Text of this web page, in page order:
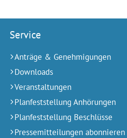
Service
Anträge & Genehmigungen
Downloads
Veranstaltungen
Planfeststellung Anhörungen
Planfeststellung Beschlüsse
Pressemitteilungen abonnieren